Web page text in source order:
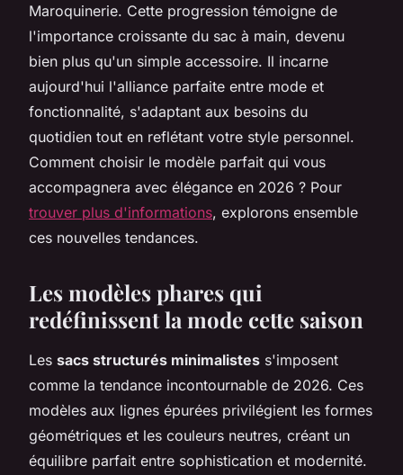
Maroquinerie. Cette progression témoigne de
l'importance croissante du sac à main, devenu
bien plus qu'un simple accessoire. Il incarne
aujourd'hui l'alliance parfaite entre mode et
fonctionnalité, s'adaptant aux besoins du
quotidien tout en reflétant votre style personnel.
Comment choisir le modèle parfait qui vous
accompagnera avec élégance en 2026 ? Pour
trouver plus d'informations, explorons ensemble
ces nouvelles tendances.
Les modèles phares qui
redéfinissent la mode cette saison
Les sacs structurés minimalistes s'imposent
comme la tendance incontournable de 2026. Ces
modèles aux lignes épurées privilégient les formes
géométriques et les couleurs neutres, créant un
équilibre parfait entre sophistication et modernité.